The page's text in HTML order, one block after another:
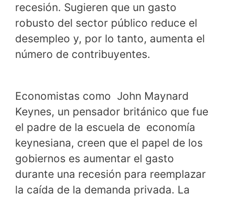
recesión. Sugieren que un gasto
robusto del sector público reduce el
desempleo y, por lo tanto, aumenta el
número de contribuyentes.
Economistas como John Maynard
Keynes, un pensador británico que fue
el padre de la escuela de economía
keynesiana, creen que el papel de los
gobiernos es aumentar el gasto
durante una recesión para reemplazar
la caída de la demanda privada. La